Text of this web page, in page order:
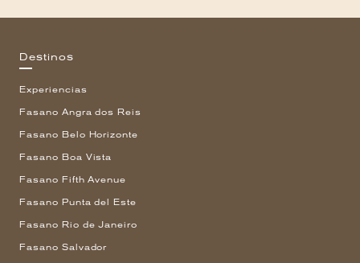
Destinos
Experiencias
Fasano Angra dos Reis
Fasano Belo Horizonte
Fasano Boa Vista
Fasano Fifth Avenue
Fasano Punta del Este
Fasano Rio de Janeiro
Fasano Salvador